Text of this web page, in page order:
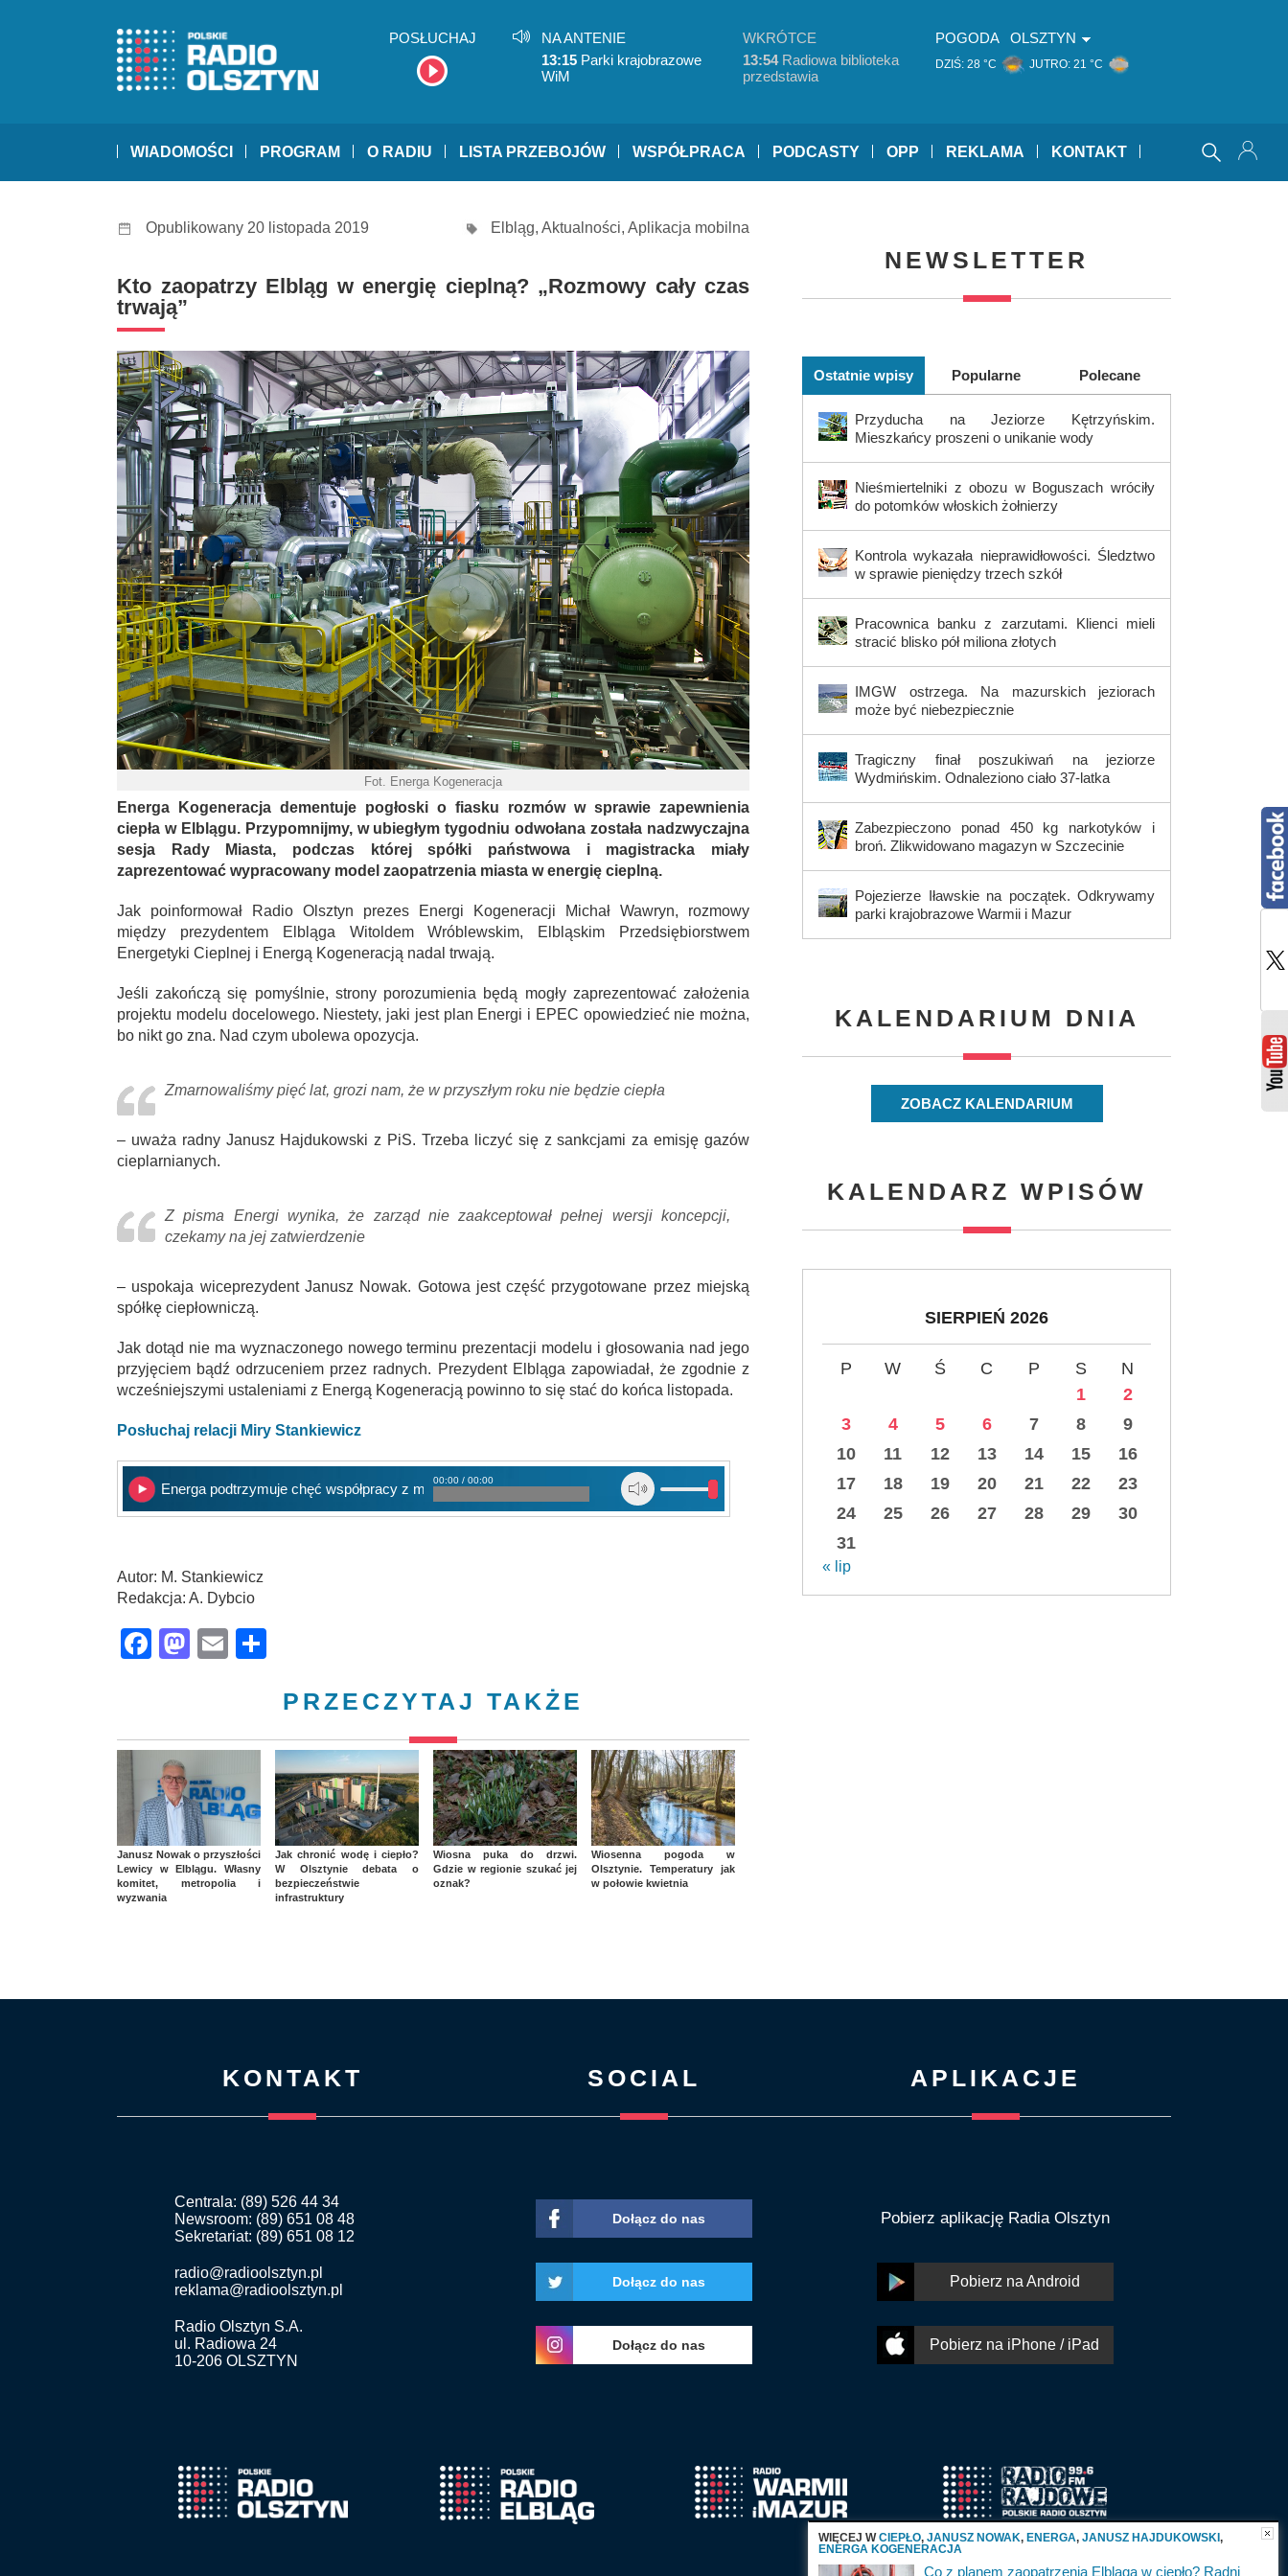
POSŁUCHAJ
NA ANTENIE
13:15 Parki krajobrazowe
WiM
WKRÓTCE
13:54Radiowa biblioteka
przedstawia
POGODA OLSZTYN
DZIŚ: 28 °C JUTRO: 21 °C
WIADOMOŚCI PROGRAM O RADIU LISTA PRZEBOJÓW WSPÓŁPRACA PODCASTY OPP REKLAMA KONTAKT
Opublikowany 20 listopada 2019 Elbląg, Aktualności, Aplikacja mobilna
Kto zaopatrzy Elbląg w energię cieplną? „Rozmowy cały czas
trwają”
Fot. Energa Kogeneracja
Energa Kogeneracja dementuje pogłoski o fiasku rozmów w sprawie zapewnienia
ciepła w Elblągu. Przypomnijmy, w ubiegłym tygodniu odwołana została nadzwyczajna
sesja Rady Miasta, podczas której spółki państwowa i magistracka miały
zaprezentować wypracowany model zaopatrzenia miasta w energię cieplną.
Jak poinformował Radio Olsztyn prezes Energi Kogeneracji Michał Wawryn, rozmowy
między prezydentem Elbląga Witoldem Wróblewskim, Elbląskim Przedsiębiorstwem
Energetyki Cieplnej i Energą Kogeneracją nadal trwają.
Jeśli zakończą się pomyślnie, strony porozumienia będą mogły zaprezentować założenia
projektu modelu docelowego. Niestety, jaki jest plan Energi i EPEC opowiedzieć nie można,
bo nikt go zna. Nad czym ubolewa opozycja.
Zmarnowaliśmy pięć lat, grozi nam, że w przyszłym roku nie będzie ciepła
– uważa radny Janusz Hajdukowski z PiS. Trzeba liczyć się z sankcjami za emisję gazów
cieplarnianych.
Z pisma Energi wynika, że zarząd nie zaakceptował pełnej wersji koncepcji,
czekamy na jej zatwierdzenie
– uspokaja wiceprezydent Janusz Nowak. Gotowa jest część przygotowane przez miejską
spółkę ciepłowniczą.
Jak dotąd nie ma wyznaczonego nowego terminu prezentacji modelu i głosowania nad jego
przyjęciem bądź odrzuceniem przez radnych. Prezydent Elbląga zapowiadał, że zgodnie z
wcześniejszymi ustaleniami z Energą Kogeneracją powinno to się stać do końca listopada.
Posłuchaj relacji Miry Stankiewicz
Energa podtrzymuje chęć współpracy z miastem
00:00 / 00:00
Autor: M. Stankiewicz
Redakcja: A. Dybcio
Facebook
Mastodon
Email
PRZECZYTAJ TAKŻE
Janusz Nowak o przyszłości
Lewicy w Elblągu. Własny
komitet, metropolia i
wyzwania
Jak chronić wodę i ciepło?
W Olsztynie debata o
bezpieczeństwie
infrastruktury
Wiosna puka do drzwi.
Gdzie w regionie szukać jej
oznak?
Wiosenna pogoda w
Olsztynie. Temperatury jak
w połowie kwietnia
NEWSLETTER
Ostatnie wpisy Popularne Polecane
Przyducha na Jeziorze Kętrzyńskim.
Mieszkańcy proszeni o unikanie wody
Nieśmiertelniki z obozu w Boguszach wróciły
do potomków włoskich żołnierzy
Kontrola wykazała nieprawidłowości. Śledztwo
w sprawie pieniędzy trzech szkół
Pracownica banku z zarzutami. Klienci mieli
stracić blisko pół miliona złotych
IMGW ostrzega. Na mazurskich jeziorach
może być niebezpiecznie
Tragiczny finał poszukiwań na jeziorze
Wydmińskim. Odnaleziono ciało 37-latka
Zabezpieczono ponad 450 kg narkotyków i
broń. Zlikwidowano magazyn w Szczecinie
Pojezierze Iławskie na początek. Odkrywamy
parki krajobrazowe Warmii i Mazur
KALENDARIUM DNIA
ZOBACZ KALENDARIUM
KALENDARZ WPISÓW
SIERPIEŃ 2026
P W Ś C P S
N
1
2
3
4 5 6 7 8
9
10
11 12 13 14 15
16
17
18 19 20 21 22
23
24
25 26 27 28 29
30
31
« lip
KONTAKT
Centrala: (89) 526 44 34
Newsroom: (89) 651 08 48
Sekretariat: (89) 651 08 12
radio@radioolsztyn.pl
reklama@radioolsztyn.pl
Radio Olsztyn S.A.
ul. Radiowa 24
10-206 OLSZTYN
SOCIAL
Dołącz do nas
Dołącz do nas
Dołącz do nas
APLIKACJE
Pobierz aplikację Radia Olsztyn
Pobierz na Android
Pobierz na iPhone / iPad
WIĘCEJ WCIEPŁO, JANUSZ NOWAK, ENERGA, JANUSZ HAJDUKOWSKI ,
ENERGA KOGENERACJA
Co z planem zaopatrzenia Elbląga w ciepło? Radni